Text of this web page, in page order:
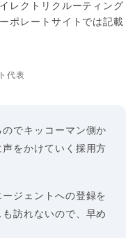
レクトリクルーティング
ポレートサイトでは記載
代表
でキッコーマン側か
をかけていく採用方
ジェントへの登録を
訪れないので、早め